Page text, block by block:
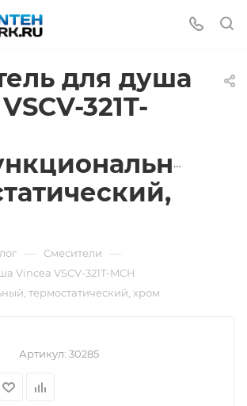
для душа
321T-
— Смесители —
Vincea VSCV-321T-MCH
термостатический, хром
Артикул: 30285